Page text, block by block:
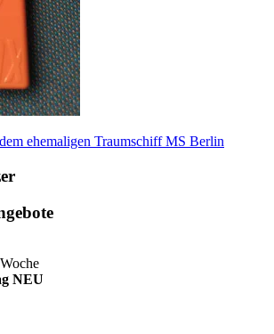
ehemaligen Traumschiff MS Berlin
NEU